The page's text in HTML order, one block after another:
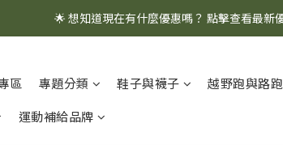
🌟 想知道現在有什麼優惠嗎？ 點擊查看最新
🌟 想知道現在有什麼優惠嗎？ 點擊查看最新
🌟 想知道現在有什麼優惠嗎？ 點擊查看最新優
區 專題分類 鞋子與襪子 越野跑與路跑
運動補給品牌